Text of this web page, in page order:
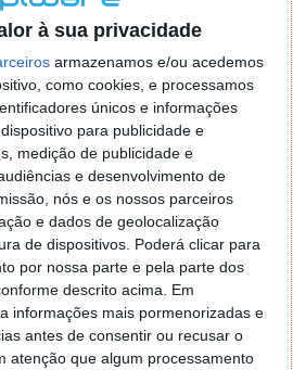
à sua privacidade
armazenamos e/ou acedemos
como cookies, e processamos
únicos e informações
para publicidade e
medição de publicidade e
e desenvolvimento de
nós e os nossos parceiros
e dados de geolocalização
de dispositivos. Poderá clicar para
por nossa parte e pela parte dos
descrito acima. Em
informações mais pormenorizadas e
antes de consentir ou recusar o
atenção que algum processamento
Office 2019 Pro Plus – Bundle
Office 2016 Pro Plus -Bundle –
e as chaves digitais para
11 : código de cupão
encontramos múltiplos
em especial o Windows,
a 11.